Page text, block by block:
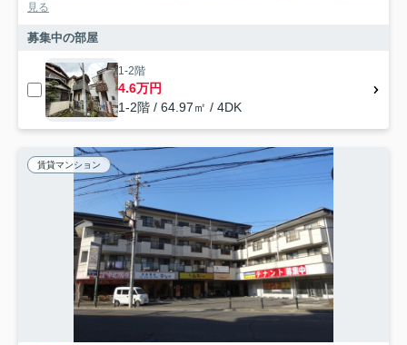
見る
募集中の部屋
1-2階
4.6万円
1-2階 / 64.97㎡ / 4DK
賃貸マンション